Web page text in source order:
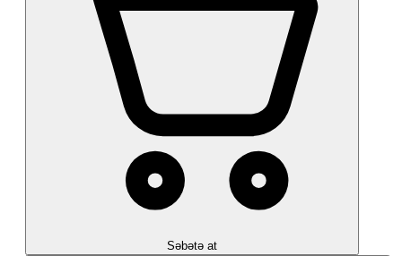
Səbətə at